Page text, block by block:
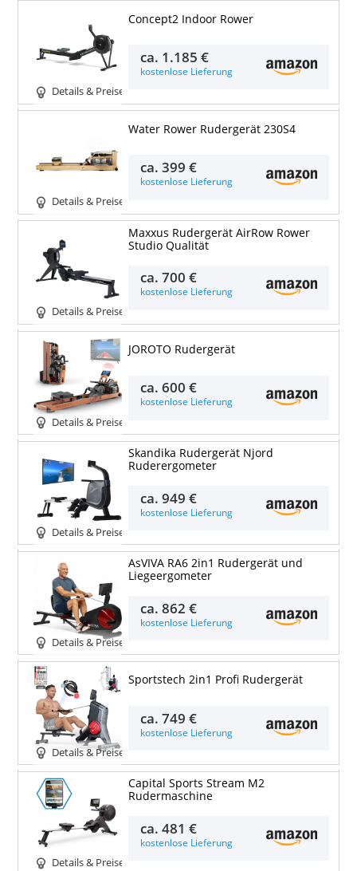
Details & Preise
Concept2 Indoor Rower
ca. 1.185 €
kostenlose Lieferung
Details & Preise
Water Rower Rudergerät 230S4
ca.399 €
kostenlose Lieferung
Details & Preise
Maxxus Rudergerät AirRow Rower
Studio Qualität
ca.700 €
kostenlose Lieferung
Details & Preise
JOROTO Rudergerät
ca.600 €
kostenlose Lieferung
Details & Preise
Skandika Rudergerät Njord
Ruderergometer
ca.949 €
kostenlose Lieferung
Details & Preise
AsVIVA RA6 2in1 Rudergerät und
Liegeergometer
ca.862 €
kostenlose Lieferung
Details & Preise
Sportstech 2in1 Profi Rudergerät
ca.749 €
kostenlose Lieferung
Details & Preise
Capital Sports Stream M2
Rudermaschine
ca.481 €
kostenlose Lieferung